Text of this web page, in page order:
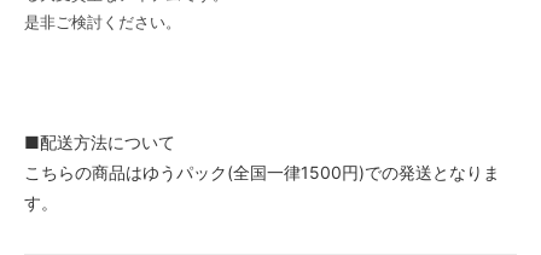
是非ご検討ください。
■配送方法について
こちらの商品はゆうパック(全国一律1500円)での発送となりま
す。